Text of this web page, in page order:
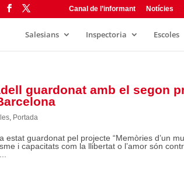
Canal de l’informant Notícies
Salesians Inspectoria Escoles
guardonat amb el segon
, Portada
estat guardonat pel projecte “Memòries d’un
i capacitats com la llibertat o l’amor són